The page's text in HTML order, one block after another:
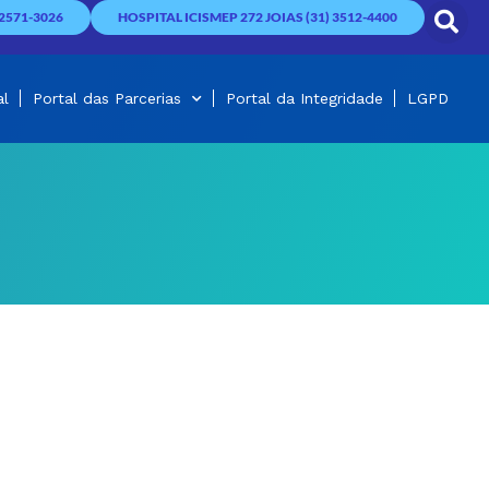
3026 HOSPITAL ICISMEP 272 JOIAS (31) 3512-4400
Portal das Parcerias Portal da Integridade LGPD